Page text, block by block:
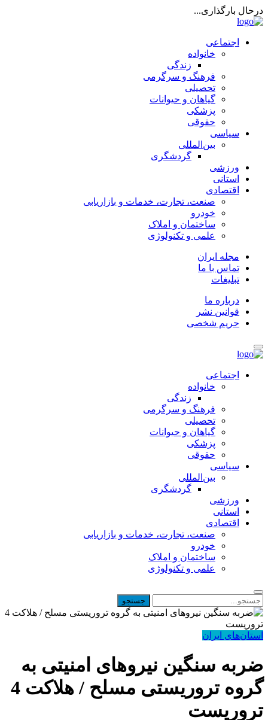
درحال بارگذاری...
اجتماعی
خانواده
زندگی
فرهنگ و سرگرمی
تحصیلی
گیاهان و حیوانات
پزشکی
حقوقی
سیاسی
بین‌المللی
گردشگری
ورزشی
استانی
اقتصادی
صنعت، تجارت، خدمات و بازاریابی
خودرو
ساختمان و املاک
علمی و تکنولوژی
مجله ایران
تماس با ما
تبلیغات
درباره ما
قوانین نشر
حریم شخصی
اجتماعی
خانواده
زندگی
فرهنگ و سرگرمی
تحصیلی
گیاهان و حیوانات
پزشکی
حقوقی
سیاسی
بین‌المللی
گردشگری
ورزشی
استانی
اقتصادی
صنعت، تجارت، خدمات و بازاریابی
خودرو
ساختمان و املاک
علمی و تکنولوژی
استان‌های ایران
ضربه سنگین نیروهای امنیتی به
گروه تروریستی مسلح / هلاکت 4
تروریست